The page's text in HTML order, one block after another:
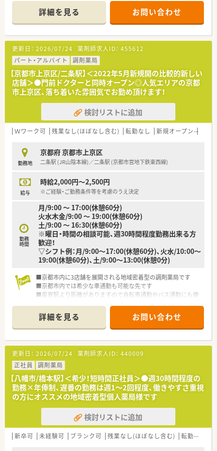
■耳鼻科をメインに応需している薬局です。常時複数名体制を
取っておりますので、安心してご勤務いただけます。
■ご家庭都合に合わせて、時間・曜日はお気軽にご相談ください！
夕～夜の勤務を頂ける方、大歓迎です！
詳細を見る お問い合わせ
更新日： 2026/07/24 薬剤師求人ID： 455612
パート・アルバイト
調剤薬局
【京都市上京区/二条駅】＜2022年5月新規開の比較的新しい
店舗＞●門前ドクターと同時オープン◎人気エリアの京都
市上京区、落ち着いた雰囲気でお勤め頂けます！
検討リストに追加
Ｗワーク可 残業なし(ほぼなし含む) 転勤なし 新規オープン
勤務地
京都府 京都市上京区
二条駅 (JR山陰本線)／二条駅 (京都市営地下鉄東西線)
給与
時給2,000円～2,500円
※ご経験・ご勤務条件等を考慮のうえ決定
勤務
時間
月/9:00 ～ 17:00(休憩60分)
火水木金/9:00 ～ 19:00(休憩60分)
土/9:00 ～ 16:30(休憩60分)
※曜日・時間の相談可能、週30時間程度勤務出来る方
歓迎！
▽シフト例：月/9:00～17:00(休憩60分)、火水/10:00～
19:00(休憩60分)、土/9:00～13:00(休憩0分)
■京都市内に3店舗を展開される地域密着型の調剤薬局です
■京都市内では希少な車通勤も可能な先です
■最寄駅より距離がありますので自転車通勤やバス通勤にも便
詳細を見る お問い合わせ
更新日： 2026/07/24 薬剤師求人ID： 440009
正社員
調剤薬局
【八幡市/橋本駅】＜希少！短時間正社員＞●週30時間程度の
勤務×年俸制、遅番の勤務は週1～2回程度、働きやすさ重視
の方にオススメの地域密着型個人薬局様です
検討リストに追加
新卒可 未経験可 ブランク可 残業なし(ほぼなし含む) 転勤なし